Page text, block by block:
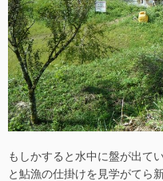
もしかすると水中に盤が出て
と鮎漁の仕掛けを見学がてら